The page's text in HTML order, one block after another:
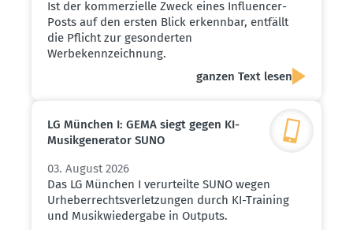
Ist der kommerzielle Zweck eines Influencer-
Posts auf den ersten Blick erkennbar, entfällt
die Pflicht zur gesonderten
Werbekennzeichnung.
ganzen Text lesen
LG München I: GEMA siegt gegen KI-
Musik­ge­ne­rator SUNO
03. August 2026
Das LG München I verurteilte SUNO wegen
Urheberrechtsverletzungen durch KI-Training
und Musikwiedergabe in Outputs.